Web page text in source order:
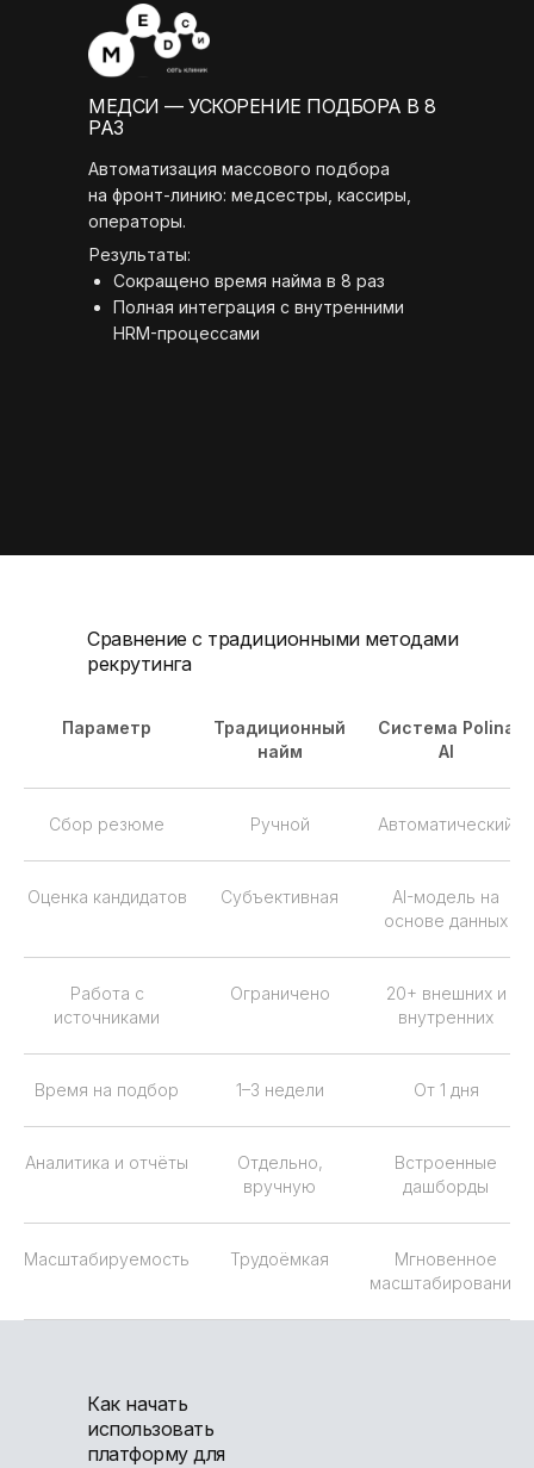
Результаты:
Сокращено время найма в 8 раз
Полная интеграция с внутренними
HRM-процессами
Автоматизация массового подбора
на фронт-линию: медсестры, кассиры,
операторы.
МЕДСИ — УСКОРЕНИЕ ПОДБОРА В 8
РАЗ
Сравнение с традиционными методами
рекрутинга
Параметр
Традиционный
найм
Система Polina
AI
Сбор резюме Ручной Автоматический
Оценка кандидатов Субъективная
AI-модель на
основе данных
Работа с
источниками
Ограничено
20+ внешних и
внутренних
Время на подбор 1–3 недели От 1 дня
Аналитика и отчёты
Отдельно,
вручную
Встроенные
дашборды
Масштабируемость Трудоёмкая
Мгновенное
масштабирование
Как начать
использовать
платформу для